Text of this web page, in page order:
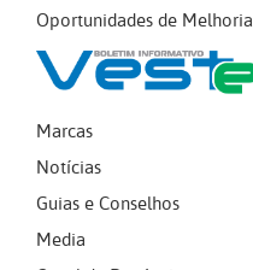
Oportunidades de Melhoria
Marcas
Notícias
Guias e Conselhos
Media